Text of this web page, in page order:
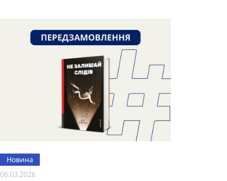
Новина
06.03.2026